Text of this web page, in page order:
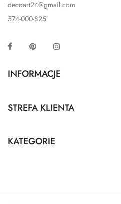
decoart24@gmail.com
574-000-825
Facebook Pinterest
INFORMACJE
STREFA KLIENTA
KATEGORIE